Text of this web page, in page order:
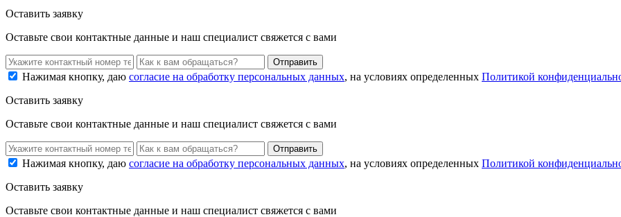
Оставить заявку
Оставьте свои контактные данные и наш специалист свяжется с вами
Нажимая кнопку, даю согласие на обработку персональных данных, на условиях определенных Политикой
Оставить заявку
Оставьте свои контактные данные и наш специалист свяжется с вами
Нажимая кнопку, даю согласие на обработку персональных данных, на условиях определенных Политикой
Оставить заявку
Оставьте свои контактные данные и наш специалист свяжется с вами